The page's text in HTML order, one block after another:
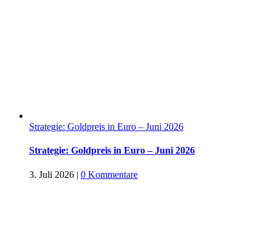
Strategie: Goldpreis in Euro – Juni 2026
Strategie: Goldpreis in Euro – Juni 2026
3. Juli 2026 | 0 Kommentare